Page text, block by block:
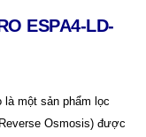
ESPA4-LD-
là một sản phẩm lọc
Osmosis) được